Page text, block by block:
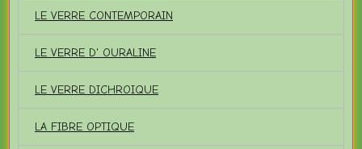
LE VERRE CONTEMPORAIN
LE VERRE D' OURALINE
LE VERRE DICHROIQUE
LA FIBRE OPTIQUE